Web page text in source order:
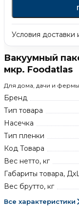
Вакуумный
мкр. Foodatlas
Для дома, дачи и фермы
Бренд
Тип товара
Насечка
Тип пленки
Код Товара
Вес нетто, кг
Габариты товара,
Вес брутто, кг
Все характеристики
Условия доставки